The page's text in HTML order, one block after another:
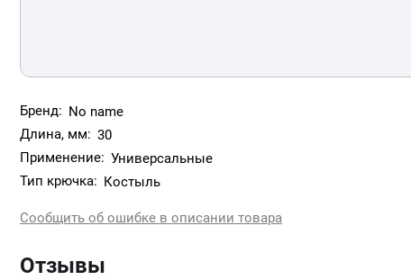
Бренд: No name
Длина, мм: 30
Применение: Универсальные
Тип крючка: Костыль
Сообщить об ошибке в описании товара
Отзывы